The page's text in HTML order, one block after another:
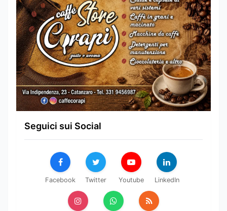
Seguici sui Social
Facebook Twitter Youtube LinkedIn